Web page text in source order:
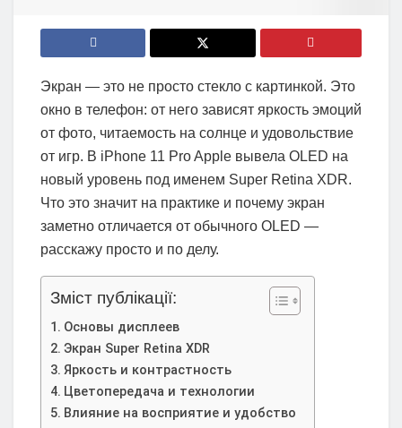
Экран — это не просто стекло с картинкой. Это
окно в телефон: от него зависят яркость эмоций
от фото, читаемость на солнце и удовольствие
от игр. В iPhone 11 Pro Apple вывела OLED на
новый уровень под именем Super Retina XDR.
Что это значит на практике и почему экран
заметно отличается от обычного OLED —
расскажу просто и по делу.
Зміст публікації:
Основы дисплеев
Экран Super Retina XDR
Яркость и контрастность
Цветопередача и технологии
Влияние на восприятие и удобство